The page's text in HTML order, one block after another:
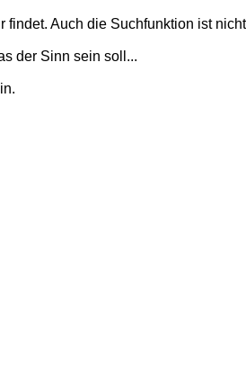
Auch die Suchfunktion ist
der Sinn sein soll...